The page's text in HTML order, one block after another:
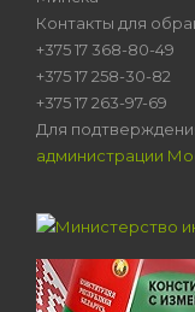
Контакты для
+375 17 368-80-49
+375 17 258-30-82
+375 17 263-97-69
Для
администрации